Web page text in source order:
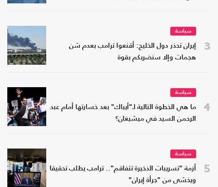
3
سياسة
إيران تحذر دول الخليج: أقنعوا ترامب بعدم شن
هجمات وإلا سنضربكم بقوة
4
سياسة
ما هي الخطوة التالية لـ"أيباك" بعد خسارتها أمام عبد
الرحمن السيد في ميشيغان؟
5
سياسة
أزمة "تسريبات الذخيرة تتفاقم".. ترامب يطلب تحقيقا
ويخشى من "جرأة إيران"